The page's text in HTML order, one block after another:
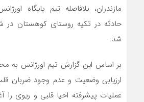
مازندران، بلافاصله تیم پایگاه
حادثه در تکیه روستای کوهستان در
شد.
بر اساس این گزارش تیم اورژانس به
ارزیابی وضعیت و عدم وجود ضربان
عملیات پیشرفته احیا قلبی و ریوی را